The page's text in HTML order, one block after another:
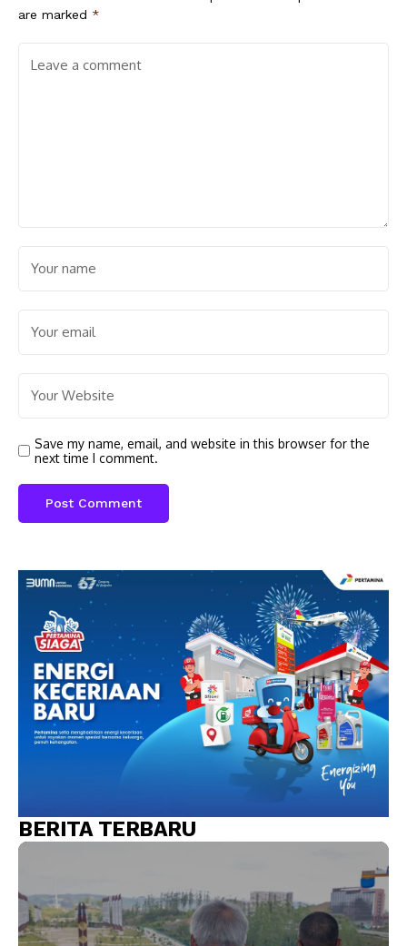
are marked *
Save my name, email, and website in this browser for the
next time I comment.
BERITA TERBARU